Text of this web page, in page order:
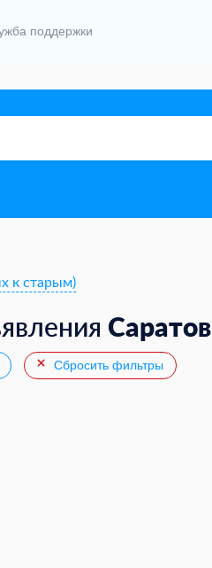
поддержки
к старым)
Саратов
Сбросить фильтры